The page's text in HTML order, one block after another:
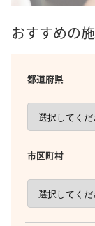
おすすめの
都道府県
市区町村